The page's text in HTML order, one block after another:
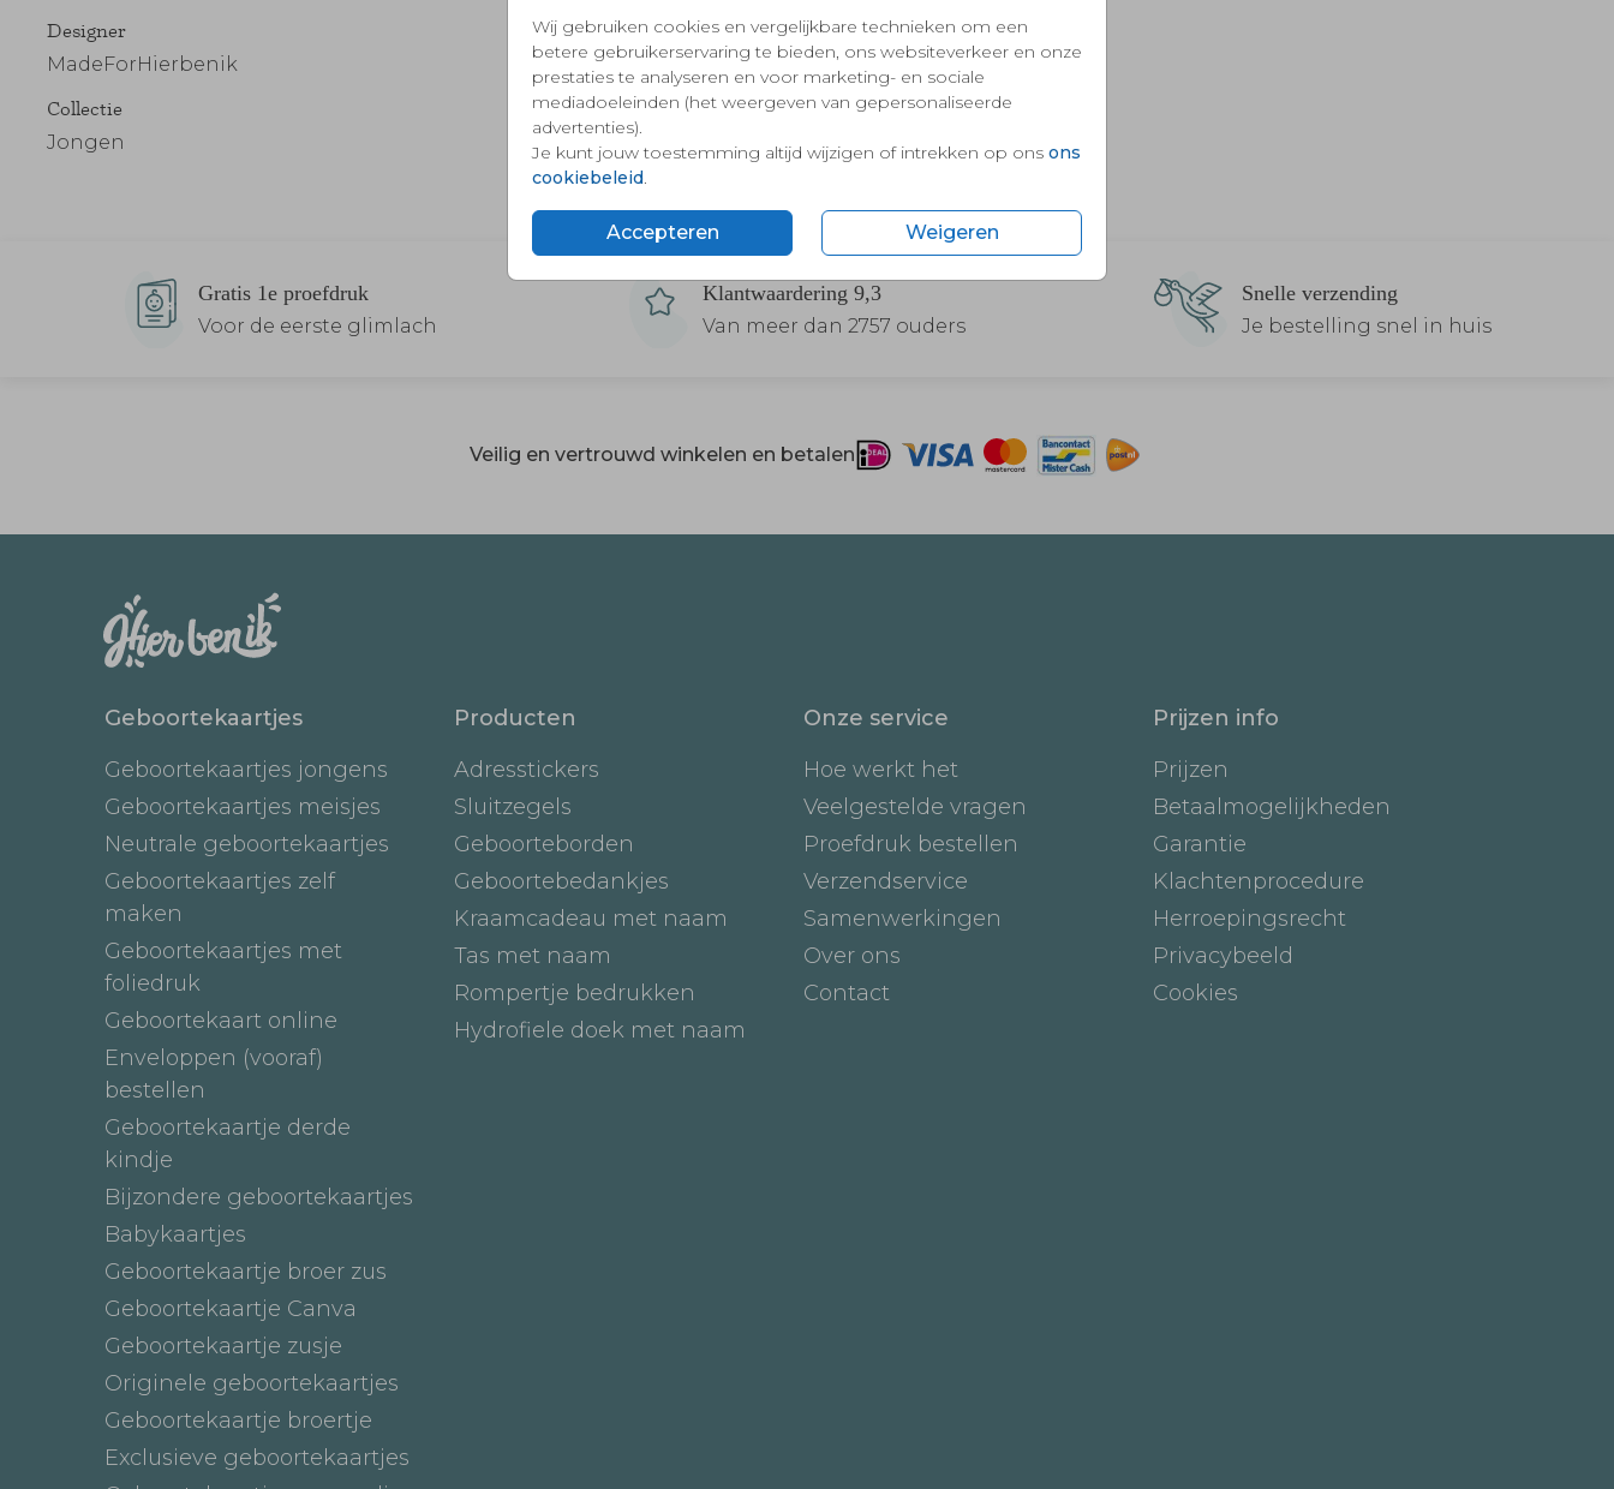
Wij gebruiken cookies en vergelijkbare technieken om een
betere gebruikerservaring te bieden, ons websiteverkeer en onze
prestaties te analyseren en voor marketing- en sociale
mediadoeleinden (het weergeven van gepersonaliseerde
advertenties).
Je kunt jouw toestemming altijd wijzigen of intrekken op ons ons
cookiebeleid.
Accepteren Weigeren
Designer
MadeForHierbenik
Collectie
Jongen
Gratis 1e proefdruk
Voor de eerste glimlach
Klantwaardering 9,3
Van meer dan 2757 ouders
Snelle verzending
Je bestelling snel in huis
Veilig en vertrouwd winkelen en betalen
Geboortekaartjes
Geboortekaartjes jongens
Geboortekaartjes meisjes
Neutrale geboortekaartjes
Geboortekaartjes zelf
maken
Geboortekaartjes met
foliedruk
Geboortekaart online
Enveloppen (vooraf)
bestellen
Geboortekaartje derde
kindje
Bijzondere geboortekaartjes
Babykaartjes
Geboortekaartje broer zus
Geboortekaartje Canva
Geboortekaartje zusje
Originele geboortekaartjes
Geboortekaartje broertje
Exclusieve geboortekaartjes
Producten
Adresstickers
Sluitzegels
Geboorteborden
Geboortebedankjes
Kraamcadeau met naam
Tas met naam
Rompertje bedrukken
Hydrofiele doek met naam
Onze service
Hoe werkt het
Veelgestelde vragen
Proefdruk bestellen
Verzendservice
Samenwerkingen
Over ons
Contact
Prijzen info
Prijzen
Betaalmogelijkheden
Garantie
Klachtenprocedure
Herroepingsrecht
Privacybeeld
Cookies